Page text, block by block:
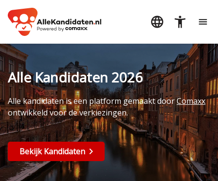
Alle Kandidaten 2026
Alle kandidaten is een platform gemaakt doorComaxx
ontwikkeld voor de verkiezingen.
Bekijk Kandidaten